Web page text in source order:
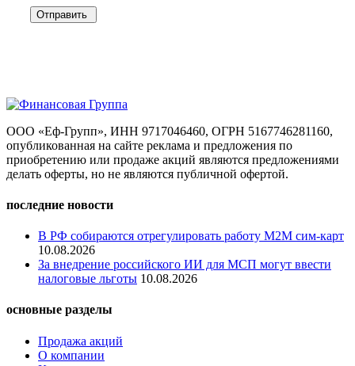
Отправить
ООО «Еф-Групп», ИНН 9717046460, ОГРН 5167746281160,
опубликованная на сайте реклама и предложения по
приобретению или продаже акций являются предложениями
делать оферты, но не являются публичной офертой.
последние новости
В РФ собираются отрегулировать работу M2M сим-карт
10.08.2026
За внедрение российского ИИ для МСП могут ввести
налоговые льготы 10.08.2026
основные разделы
Продажа акций
О компании